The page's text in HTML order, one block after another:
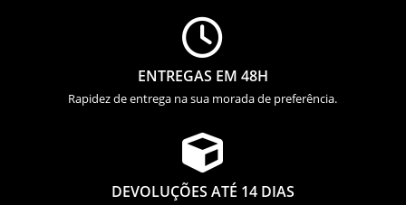

ENTREGAS EM 48H
Rapidez de entrega na sua morada de preferência.

DEVOLUÇÕES ATÉ 14 DIAS